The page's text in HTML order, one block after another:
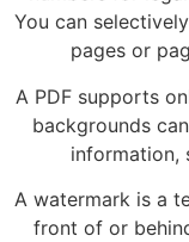
You can
pages or
A PDF supports
backgrounds
information,
A watermark is a
front of or